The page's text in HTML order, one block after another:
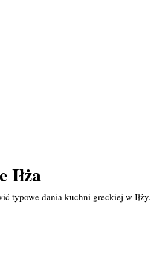
Iłża
typowe dania kuchni greckiej w Iłży.